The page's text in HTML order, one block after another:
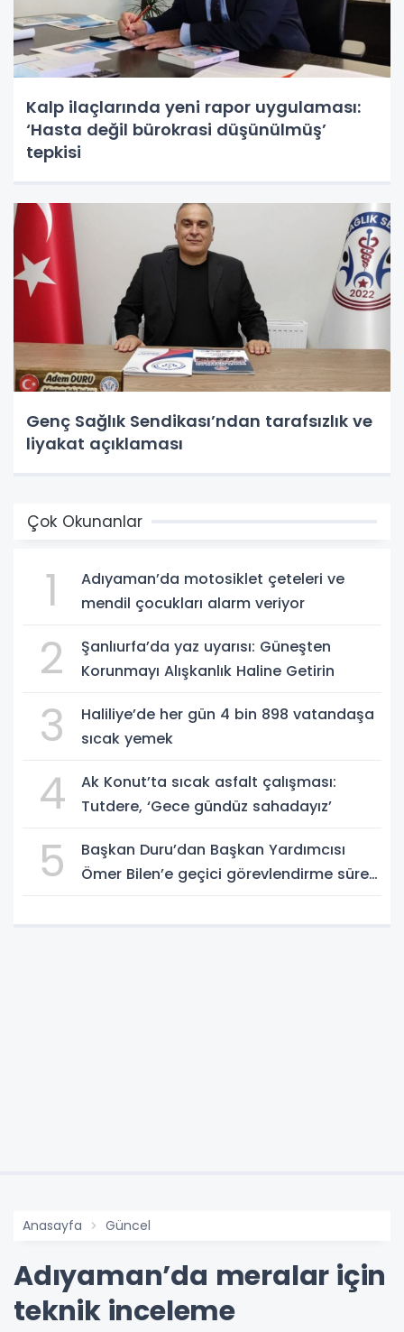
Kalp ilaçlarında yeni rapor uygulaması:
‘Hasta değil bürokrasi düşünülmüş’
tepkisi
Genç Sağlık Sendikası’ndan tarafsızlık ve
liyakat açıklaması
Çok Okunanlar
1
Adıyaman’da motosiklet çeteleri ve
mendil çocukları alarm veriyor
2
Şanlıurfa’da yaz uyarısı: Güneşten
Korunmayı Alışkanlık Haline Getirin
3
Haliliye’de her gün 4 bin 898 vatandaşa
sıcak yemek
4
Ak Konut’ta sıcak asfalt çalışması:
Tutdere, ‘Gece gündüz sahadayız’
5
Başkan Duru’dan Başkan Yardımcısı
Ömer Bilen’e geçici görevlendirme süreci
Anasayfa Güncel
Adıyaman’da meralar için
teknik inceleme